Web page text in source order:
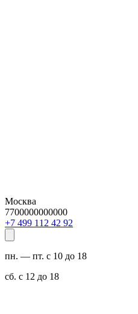
Москва
7700000000000
29 24 211 994 7+
пн. — пт. с 10 до 18
сб. с 12 до 18